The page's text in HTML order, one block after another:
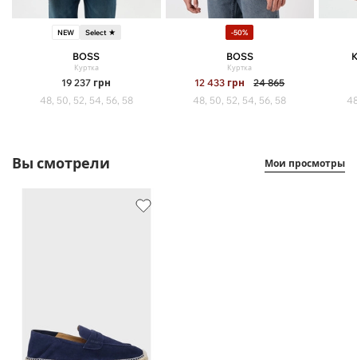
NEW Select ★
BOSS
Куртка
19 237 грн
48, 50, 52, 54, 56, 58
-50%
BOSS
Куртка
12 433 грн
24 865
48, 50, 52, 54, 56, 58
Вы смотрели Мои просмотры